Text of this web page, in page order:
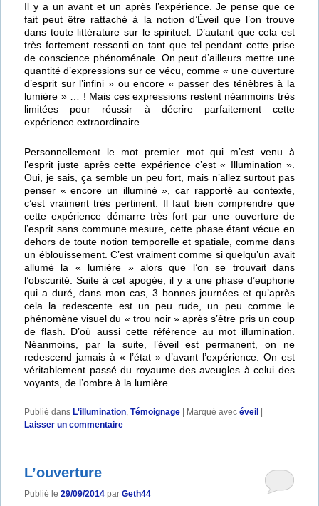
Il y a un avant et un après l’expérience. Je pense que ce
fait peut être rattaché à la notion d’Éveil que l’on trouve
dans toute littérature sur le spirituel. D’autant que cela est
très fortement ressenti en tant que tel pendant cette prise
de conscience phénoménale. On peut d’ailleurs mettre une
quantité d’expressions sur ce vécu, comme « une ouverture
d’esprit sur l’infini » ou encore « passer des ténèbres à la
lumière » … ! Mais ces expressions restent néanmoins très
limitées pour réussir à décrire parfaitement cette
expérience extraordinaire.
Personnellement le mot premier mot qui m’est venu à
l’esprit juste après cette expérience c’est « Illumination ».
Oui, je sais, ça semble un peu fort, mais n’allez surtout pas
penser « encore un illuminé », car rapporté au contexte,
c’est vraiment très pertinent. Il faut bien comprendre que
cette expérience démarre très fort par une ouverture de
l’esprit sans commune mesure, cette phase étant vécue en
dehors de toute notion temporelle et spatiale, comme dans
un éblouissement. C’est vraiment comme si quelqu’un avait
allumé la « lumière » alors que l’on se trouvait dans
l’obscurité. Suite à cet apogée, il y a une phase d’euphorie
qui a duré, dans mon cas, 3 bonnes journées et qu’après
cela la redescente est un peu rude, un peu comme le
phénomène visuel du « trou noir » après s’être pris un coup
de flash. D’où aussi cette référence au mot illumination.
Néanmoins, par la suite, l’éveil est permanent, on ne
redescend jamais à « l’état » d’avant l’expérience. On est
véritablement passé du royaume des aveugles à celui des
voyants, de l’ombre à la lumière …
Publié dans L'illumination ,Témoignage | Marqué avec éveil |
Laisser un commentaire
L’ouverture
Publié le29/09/2014 parGeth44